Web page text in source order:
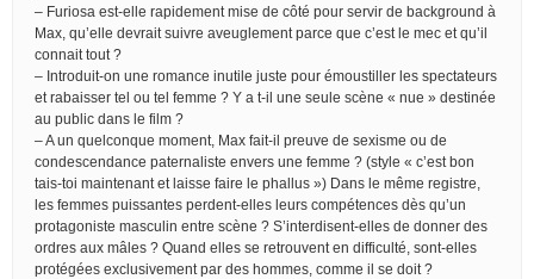
– Furiosa est-elle rapidement mise de côté pour servir de background à
Max, qu’elle devrait suivre aveuglement parce que c’est le mec et qu’il
connait tout ?
– Introduit-on une romance inutile juste pour émoustiller les spectateurs
et rabaisser tel ou tel femme ? Y a t-il une seule scène « nue » destinée
au public dans le film ?
– A un quelconque moment, Max fait-il preuve de sexisme ou de
condescendance paternaliste envers une femme ? (style « c’est bon
tais-toi maintenant et laisse faire le phallus ») Dans le même registre,
les femmes puissantes perdent-elles leurs compétences dès qu’un
protagoniste masculin entre scène ? S’interdisent-elles de donner des
ordres aux mâles ? Quand elles se retrouvent en difficulté, sont-elles
protégées exclusivement par des hommes, comme il se doit ?